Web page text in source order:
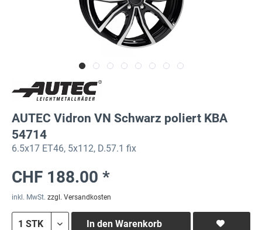
AUTEC Vidron VN Schwarz poliert KBA
54714
6.5x17 ET46, 5x112, D.57.1 fix
CHF 188.00 *
inkl. MwSt. zzgl. Versandkosten
In den Warenkorb